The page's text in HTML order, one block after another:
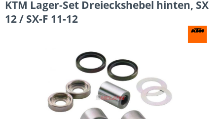
KTM Lager-Set Dreieckshebel hinten, SX
12 / SX-F 11-12